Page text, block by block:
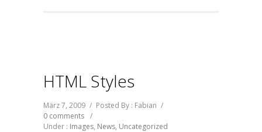
HTML Styles
März 7, 2009 / Posted By : Fabian /
0 comments /
Under : Images, News, Uncategorized